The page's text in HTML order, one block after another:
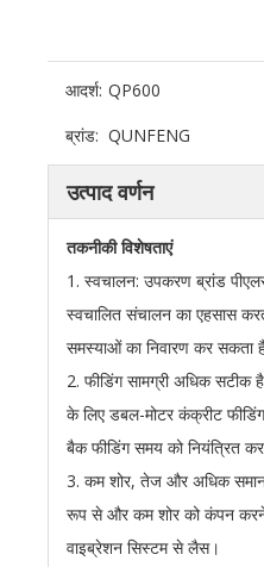
आदर्श: QP600
ब्रांड: QUNFENG
उत्पाद वर्णन
तकनीकी विशेषताएं
1. स्वचालन: उपकरण ब्रांड
स्वचालित संचालन का एहसास
समस्याओं का निवारण कर सकता
2. फीडिंग सामग्री अधिक सटीक
के लिए डबल-मोटर कंक्रीट
बैक फीडिंग समय को नियंत्रित
3. कम शोर, तेज और अधिक
रूप से और कम शोर को कंपन करने
वाइब्रेशन सिस्टम से लैस।